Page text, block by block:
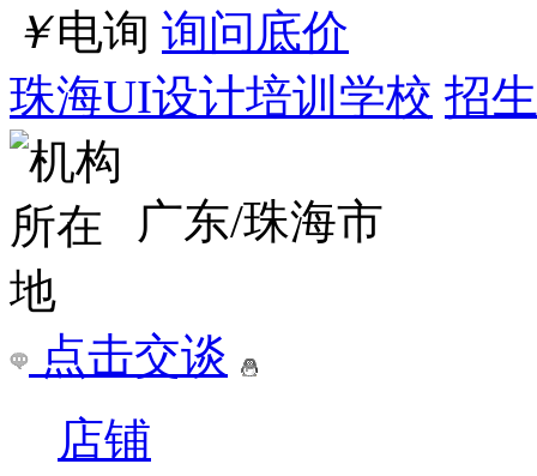
￥电询 询问底价
珠海UI设计培训学校 招
广东/珠海市
点击交谈
店铺